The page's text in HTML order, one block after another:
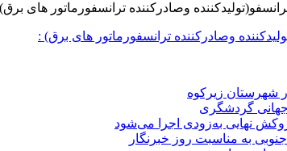
وصادرکننده ترانسفورماتور های برق) :
گردشگری
نهایی به‌زودی اجرا می‌شود
به مناسبت روز خبرنگار